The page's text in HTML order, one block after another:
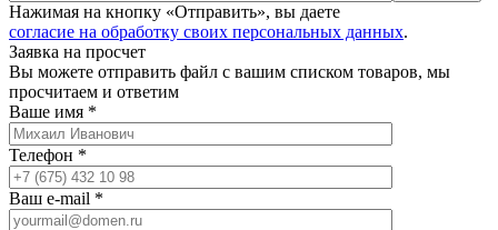
Нажимая на кнопку «Отправить», вы даете
согласие на обработку своих персональных данных.
Заявка на просчет
Вы можете отправить файл с вашим списком товаров, мы
просчитаем и ответим
Ваше имя *
Телефон *
Ваш e-mail *